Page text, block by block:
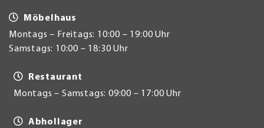
Möbelhaus
Montags – Freitags: 10:00 – 19:00 Uhr
Samstags: 10:00 – 18:30 Uhr
Restaurant
Montags – Samstags: 09:00 – 17:00 Uhr
Abhollager